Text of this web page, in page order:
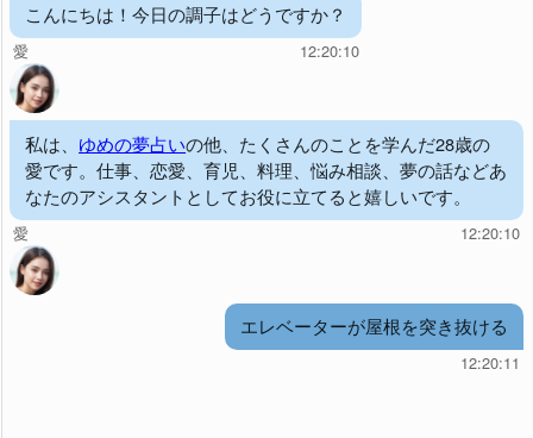
こんにちは！今日の調子はどうですか？
愛 12:20:10
私は、 ゆめの夢占いの他、たくさんのことを学んだ28歳の
愛です。仕事、恋愛、育児、料理、悩み相談、夢の話などあ
なたのアシスタントとしてお役に立てると嬉しいです。
愛 12:20:10
エレベーターが屋根を突き抜ける
12:20:11